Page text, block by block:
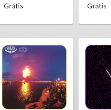
Grátis Grátis